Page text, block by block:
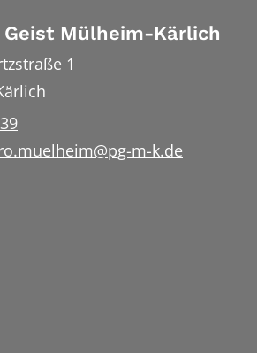
Mülheim-Kärlich
1
m-k.de
YouTube